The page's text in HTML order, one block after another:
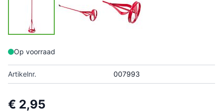
Op voorraad
Artikelnr. 007993
€ 2,95